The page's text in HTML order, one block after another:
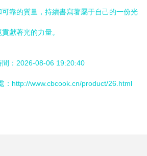
靠的質量，持續書寫著屬于自己的一份光
獻著光的力量。
間：2026-08-06 19:20:40
：http://www.cbcook.cn/product/26.html